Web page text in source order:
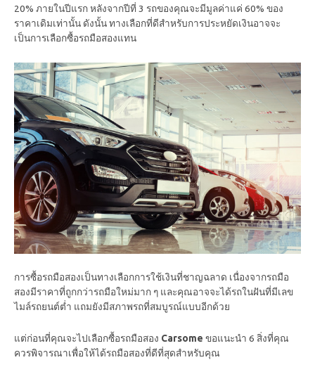
20% ภายในปีแรก หลังจากปีที่ 3 รถของคุณจะมีมูลค่าแค่ 60% ของ
ราคาเดิมเท่านั้น ดังนั้น ทางเลือกที่ดีสำหรับการประหยัดเงินอาจจะ
เป็นการเลือกซื้อรถมือสองแทน
การซื้อรถมือสองเป็นทางเลือกการใช้เงินที่ชาญฉลาด เนื่องจากรถมือ
สองมีราคาที่ถูกกว่ารถมือใหม่มาก ๆ และคุณอาจจะได้รถในฝันที่มีเลข
ไมล์รถยนต์ต่ำ แถมยังมีสภาพรถที่สมบูรณ์แบบอีกด้วย
แต่ก่อนที่คุณจะไปเลือกซื้อรถมือสอง Carsome ขอแนะนำ 6 สิ่งที่คุณ
ควรพิจารณาเพื่อให้ได้รถมือสองที่ดีที่สุดสำหรับคุณ